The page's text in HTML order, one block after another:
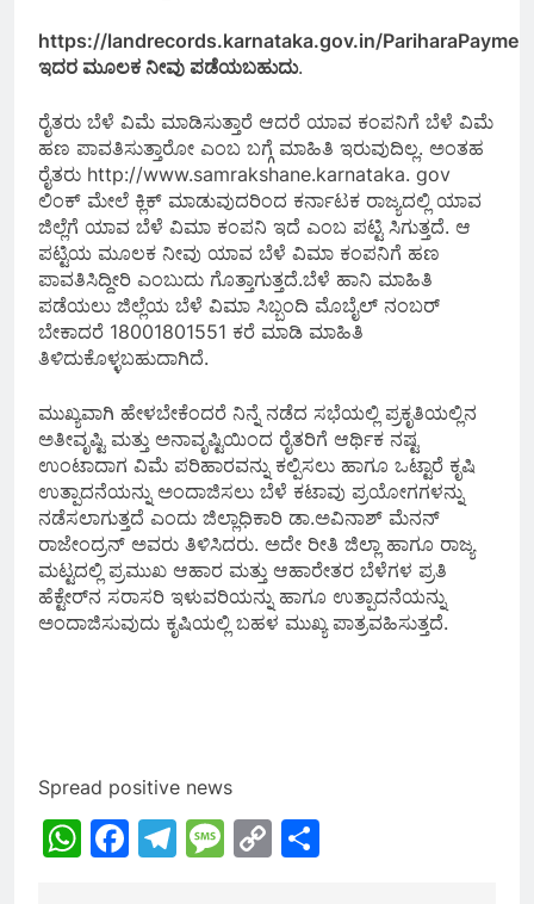
https://landrecords.karnataka.gov.in/
ಇದರ ಮೂಲಕ ನೀವು ಪಡೆಯಬಹುದು.
ರೈತರು ಬೆಳೆ ವಿಮೆ ಮಾಡಿಸುತ್ತಾರೆ ಆದರೆ ಯಾವ ಕಂಪನಿಗೆ ಬೆಳೆ ವಿಮೆ
ಹಣ ಪಾವತಿಸುತ್ತಾರೋ ಎಂಬ ಬಗ್ಗೆ ಮಾಹಿತಿ ಇರುವುದಿಲ್ಲ. ಅಂತಹ
ರೈತರು http://www.samrakshane.karnataka. gov
ಲಿಂಕ್ ಮೇಲೆ ಕ್ಲಿಕ್ ಮಾಡುವುದರಿಂದ ಕರ್ನಾಟಕ ರಾಜ್ಯದಲ್ಲಿ ಯಾವ
ಜಿಲ್ಲೆಗೆ ಯಾವ ಬೆಳೆ ವಿಮಾ ಕಂಪನಿ ಇದೆ ಎಂಬ ಪಟ್ಟಿ ಸಿಗುತ್ತದೆ. ಆ
ಪಟ್ಟಿಯ ಮೂಲಕ ನೀವು ಯಾವ ಬೆಳೆ ವಿಮಾ ಕಂಪನಿಗೆ ಹಣ
ಪಾವತಿಸಿದ್ದೀರಿ ಎಂಬುದು ಗೊತ್ತಾಗುತ್ತದೆ.ಬೆಳೆ ಹಾನಿ ಮಾಹಿತಿ
ಪಡೆಯಲು ಜಿಲ್ಲೆಯ ಬೆಳೆ ವಿಮಾ ಸಿಬ್ಬಂದಿ ಮೊಬೈಲ್ ನಂಬರ್
ಬೇಕಾದರೆ 18001801551 ಕರೆ ಮಾಡಿ ಮಾಹಿತಿ
ತಿಳಿದುಕೊಳ್ಳಬಹುದಾಗಿದೆ.
ಮುಖ್ಯವಾಗಿ ಹೇಳಬೇಕೆಂದರೆ ನಿನ್ನೆ ನಡೆದ ಸಭೆಯಲ್ಲಿ ಪ್ರಕೃತಿಯಲ್ಲಿನ
ಅತೀವೃಷ್ಟಿ ಮತ್ತು ಅನಾವೃಷ್ಟಿಯಿಂದ ರೈತರಿಗೆ ಆರ್ಥಿಕ ನಷ್ಟ
ಉಂಟಾದಾಗ ವಿಮೆ ಪರಿಹಾರವನ್ನು ಕಲ್ಪಿಸಲು ಹಾಗೂ ಒಟ್ಟಾರೆ ಕೃಷಿ
ಉತ್ಪಾದನೆಯನ್ನು ಅಂದಾಜಿಸಲು ಬೆಳೆ ಕಟಾವು ಪ್ರಯೋಗಗಳನ್ನು
ನಡೆಸಲಾಗುತ್ತದೆ ಎಂದು ಜಿಲ್ಲಾಧಿಕಾರಿ ಡಾ.ಅವಿನಾಶ್ ಮೆನನ್
ರಾಜೇಂದ್ರನ್ ಅವರು ತಿಳಿಸಿದರು. ಅದೇ ರೀತಿ ಜಿಲ್ಲಾ ಹಾಗೂ ರಾಜ್ಯ
ಮಟ್ಟದಲ್ಲಿ ಪ್ರಮುಖ ಆಹಾರ ಮತ್ತು ಆಹಾರೇತರ ಬೆಳೆಗಳ ಪ್ರತಿ
ಹೆಕ್ಟೇರ್‌ನ ಸರಾಸರಿ ಇಳುವರಿಯನ್ನು ಹಾಗೂ ಉತ್ಪಾದನೆಯನ್ನು
ಅಂದಾಜಿಸುವುದು ಕೃಷಿಯಲ್ಲಿ ಬಹಳ ಮುಖ್ಯ ಪಾತ್ರವಹಿಸುತ್ತದೆ.
Spread positive news
WhatsApp
Facebook
Telegram
Message
Copy